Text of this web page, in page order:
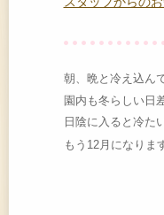
朝、晩と冷え込ん
園内も冬らしい日
日陰に入ると冷た
もう12月になりま